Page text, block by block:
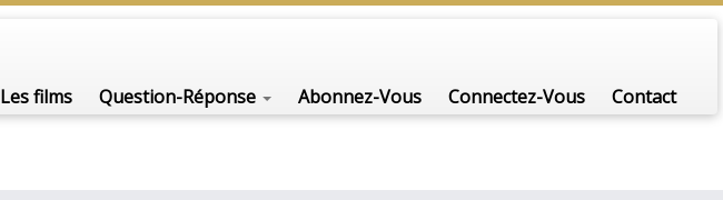
Les films Question-Réponse Abonnez-Vous Connectez-Vous Contact